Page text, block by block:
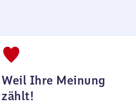
Weil Ihre Meinung
zählt!